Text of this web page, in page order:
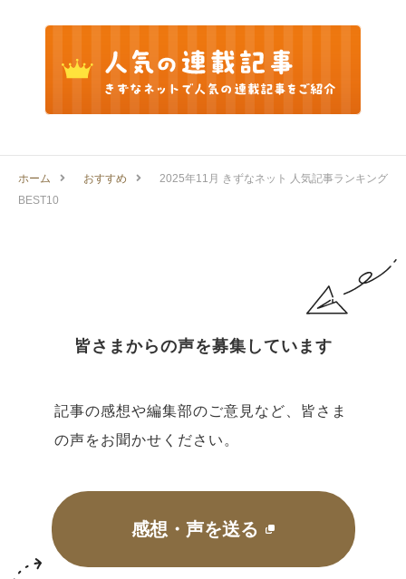
ホーム おすすめ
2025年11月 きずなネット 人気記事ランキング
BEST10
皆さまからの声を募集しています
記事の感想や編集部のご意見など、皆さま
の声をお聞かせください。
感想・声を送る